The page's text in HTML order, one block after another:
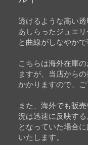
images
gallery
透けるような高い
あしらったジュエ
と曲線がしなやか
こちらは海外在庫
ますが、当店から
かかりますので、ご
また、海外でも販
況は迅速に反映す
となっていた場合
いたします。